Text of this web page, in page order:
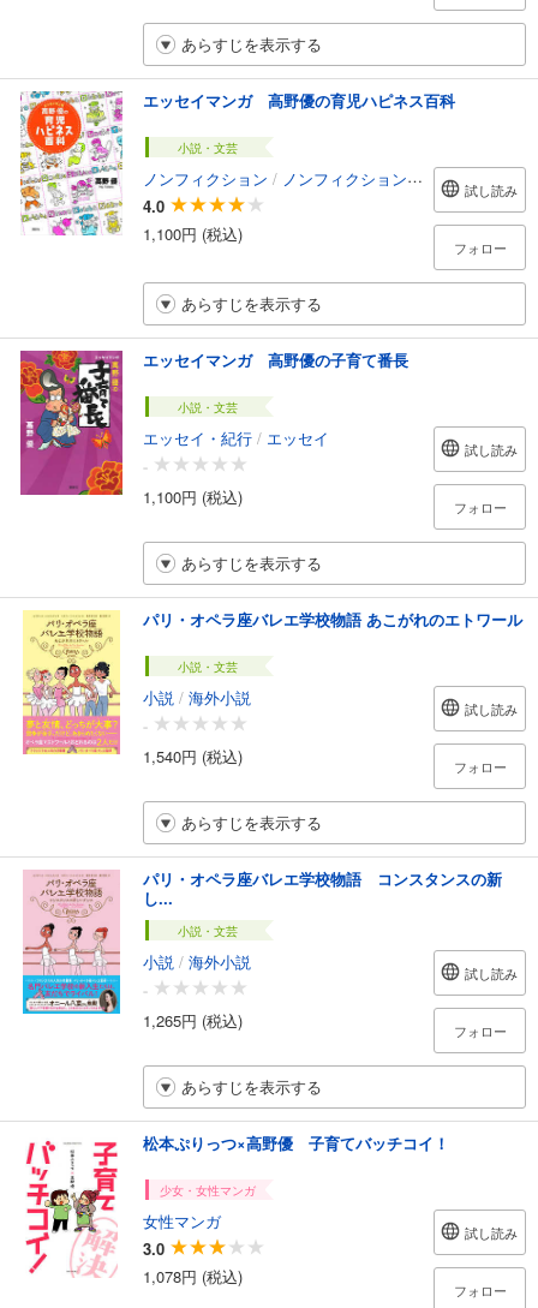
あらすじを表示する
エッセイマンガ 高野優の育児ハピネス百科
小説・文芸
ノンフィクション / ノンフィクション・ドキュメンタリー
4.0
1,100円 (税込)
試し読み
フォロー
あらすじを表示する
エッセイマンガ 高野優の子育て番長
小説・文芸
エッセイ・紀行 / エッセイ
-
1,100円 (税込)
試し読み
フォロー
あらすじを表示する
パリ・オペラ座バレエ学校物語 あこがれのエトワール
小説・文芸
小説 / 海外小説
-
1,540円 (税込)
試し読み
フォロー
あらすじを表示する
パリ・オペラ座バレエ学校物語 コンスタンスの新
し...
小説・文芸
小説 / 海外小説
-
1,265円 (税込)
試し読み
フォロー
あらすじを表示する
松本ぷりっつ×高野優 子育てバッチコイ！
少女・女性マンガ
女性マンガ
3.0
1,078円 (税込)
試し読み
フォロー